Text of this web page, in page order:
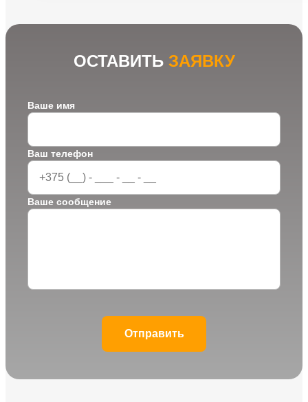
ОСТАВИТЬ ЗАЯВКУ
Ваше имя
Ваш телефон
Ваше сообщение